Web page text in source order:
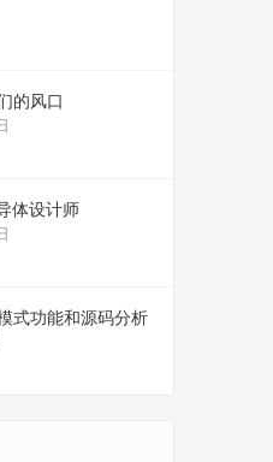
的风口
体设计师
式功能和源码分析